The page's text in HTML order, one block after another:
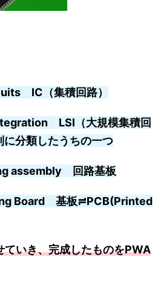
IC（集積回路）
LSI（大規模集積回
分類したうちの一つ
assembly 回路基板
Board 基板≓PCB(Printed
いき、完成したものをPWA